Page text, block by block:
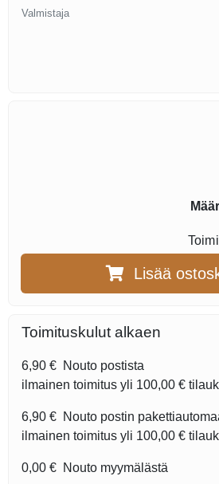
Valmistaja
Lisää
Toimituskulut alkaen
6,90 € Nouto postista
ilmainen toimitus yli 100,00 €
6,90 € Nouto postin
ilmainen toimitus yli 100,00 €
0,00 € Nouto myymälästä